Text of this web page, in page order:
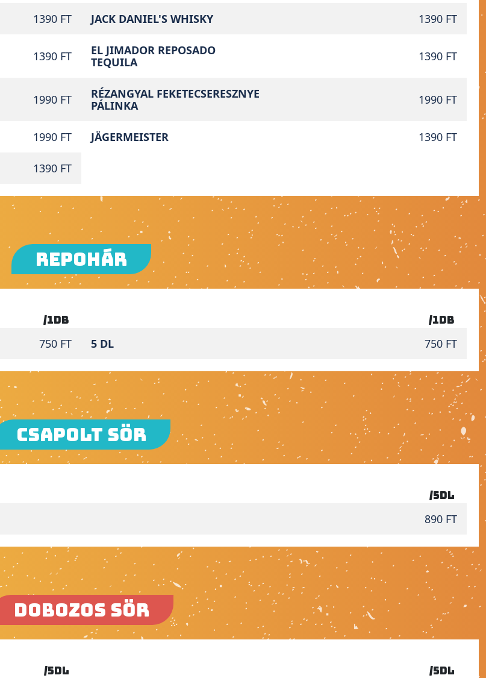
1390 FT JACK DANIEL'S WHISKY 1390 FT
1390 FT
EL JIMADOR REPOSADO
TEQUILA
1390 FT
1990 FT
RÉZANGYAL FEKETECSERESZNYE
PÁLINKA
1990 FT
1990 FT JÄGERMEISTER 1390 FT
1390 FT
REPOHÁR
/1db /1db
750 FT 5 DL 750 FT
CSAPOLT SÖR
/5dl
890 FT
DOBOZOS SÖR
/5dl /5dl